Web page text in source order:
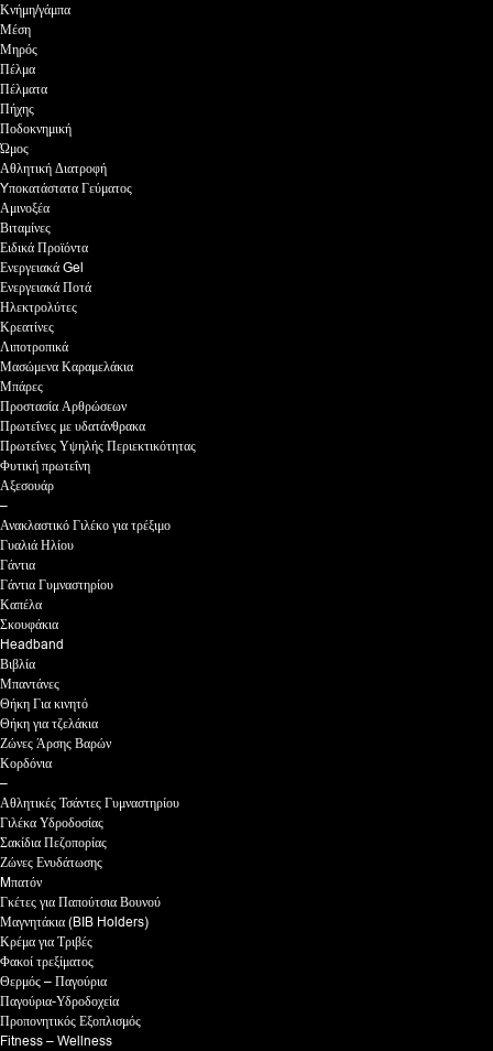
Κνήμη/γάμπα
Μέση
Μηρός
Πέλμα
Πέλματα
Πήχης
Ποδοκνημική
Ώμος
Αθλητική Διατροφή
Yποκατάστατα Γεύματος
Αμινοξέα
Βιταμίνες
Ειδικά Προϊόντα
Ενεργειακά Gel
Ενεργειακά Ποτά
Ηλεκτρολύτες
Κρεατίνες
Λιποτροπικά
Μασώμενα Καραμελάκια
Μπάρες
Προστασία Αρθρώσεων
Πρωτεΐνες με υδατάνθρακα
Πρωτεΐνες Υψηλής Περιεκτικότητας
Φυτική πρωτεΐνη
Αξεσουάρ
–
Ανακλαστικό Γιλέκο για τρέξιμο
Γυαλιά Ηλίου
Γάντια
Γάντια Γυμναστηρίου
Καπέλα
Σκουφάκια
Headband
Βιβλία
Μπαντάνες
Θήκη Για κινητό
Θήκη για τζελάκια
Ζώνες Άρσης Βαρών
Κορδόνια
–
Αθλητικές Τσάντες Γυμναστηρίου
Γιλέκα Υδροδοσίας
Σακίδια Πεζοπορίας
Ζώνες Ενυδάτωσης
Mπατόν
Γκέτες για Παπούτσια Βουνού
Μαγνητάκια (BIB Holders)
Κρέμα για Τριβές
Φακοί τρεξίματος
Θερμός – Παγούρια
Παγούρια-Υδροδοχεία
Προπονητικός Εξοπλισμός
Fitness – Wellness